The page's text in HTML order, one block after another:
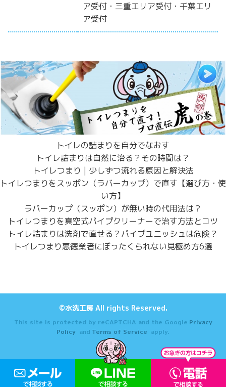
ア受付・三重エリア受付・千葉エリ
ア受付
トイレの詰まりを自分でなおす
トイレ詰まりは自然に治る？その時間は？
トイレつまり | 少しずつ流れる原因と解決法
トイレつまりをスッポン（ラバーカップ）で直す【選び方・使
い方】
ラバーカップ（スッポン）が無い時の代用法は？
トイレつまりを真空式パイプクリーナーで治す方法とコツ
トイレ詰まりは洗剤で直せる？パイプユニッシュは危険？
トイレつまり悪徳業者にぼったくられない見極め方6選
©水洗工房 All rights Reserved.
This site is protected by reCAPTCHA and the Google Privacy
Policy and Terms of Service apply.